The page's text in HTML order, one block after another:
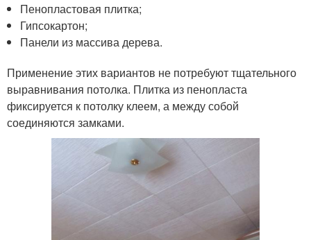
Пенопластовая плитка;
Гипсокартон;
Панели из массива дерева.
Применение этих вариантов не потребуют тщательного
выравнивания потолка. Плитка из пенопласта
фиксируется к потолку клеем, а между собой
соединяются замками.